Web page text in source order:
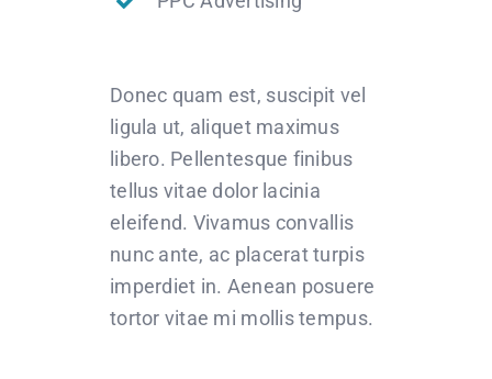
Donec quam est, suscipit vel
ligula ut, aliquet maximus
libero. Pellentesque finibus
tellus vitae dolor lacinia
eleifend. Vivamus convallis
nunc ante, ac placerat turpis
imperdiet in. Aenean posuere
tortor vitae mi mollis tempus.